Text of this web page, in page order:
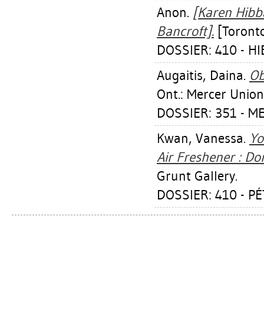
Anon. [Karen
Bancroft].
DOSSIER: 410 -
Augaitis, Daina.
Ont.: Mercer
DOSSIER: 351 -
Kwan, Vanessa.
Air Freshener :
Grunt Gallery.
DOSSIER: 410 -